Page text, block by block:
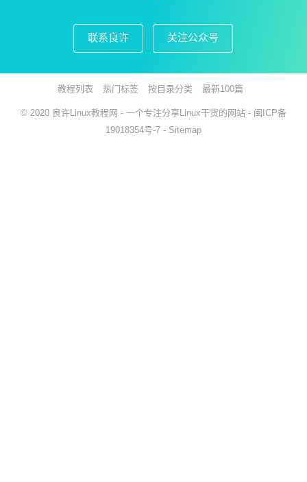
联系良许 关注公众号
教程列表 热门标签 按目录分类 最新100篇
© 2020 良许Linux教程网 - 一个专注分享Linux干货的网站 - 闽ICP备
19018354号-7 - Sitemap